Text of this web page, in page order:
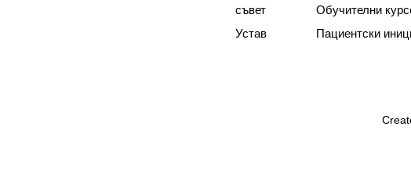
съвет
Устав
Обучителни
Пациентски